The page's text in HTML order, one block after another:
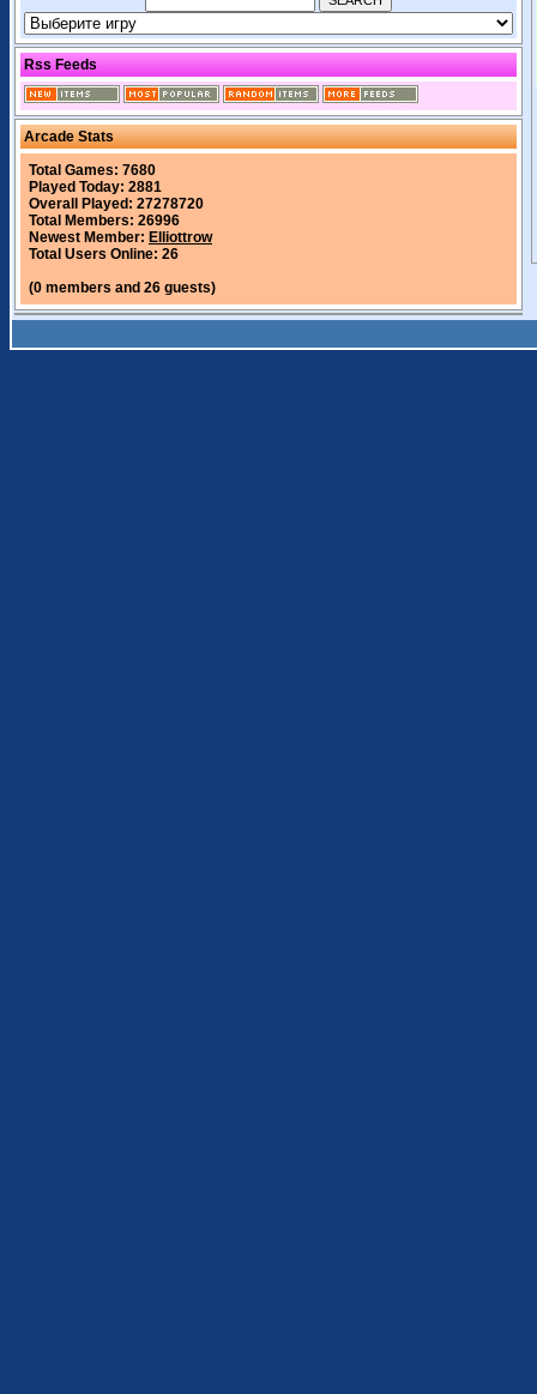
Rss Feeds
Arcade Stats
Total Games: 7680
Played Today: 2881
Overall Played: 27278720
Total Members: 26996
Newest Member: Elliottrow
Total Users Online: 26
(0 members and 26 guests)